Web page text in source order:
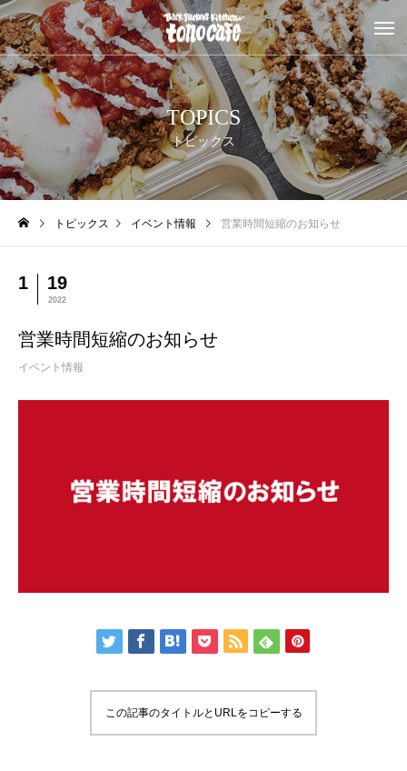
TOPICS
トピックス
トピックス イベント情報 営業時間短縮のお知らせ
1 19
2022
営業時間短縮のお知らせ
イベント情報
この記事のタイトルとURLをコピーする